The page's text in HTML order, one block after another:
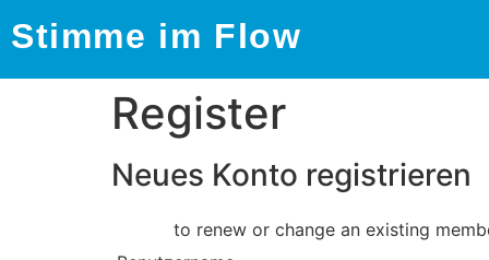
Stimme im Flow
Register
Neues Konto registrieren
to renew or change an existing